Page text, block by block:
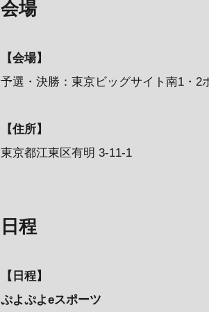
会場
【会場】
予選・決勝：東京ビッグサイト南1・2
【住所】
東京都江東区有明 3-11-1
日程
【日程】
ぷよぷよeスポーツ